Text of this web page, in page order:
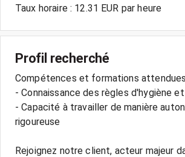
Profil recherché
Compétences et formations
- Connaissance des règles d'hygiène
- Capacité à travailler de manière
rigoureuse
Rejoignez notre client, acteur majeur